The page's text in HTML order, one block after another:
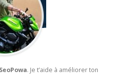
. Je t’aide à améliorer ton